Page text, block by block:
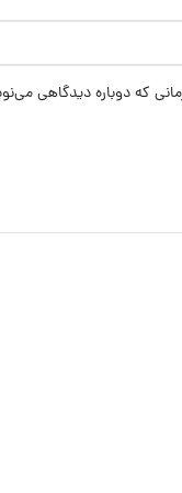
که دوباره دیدگاهی